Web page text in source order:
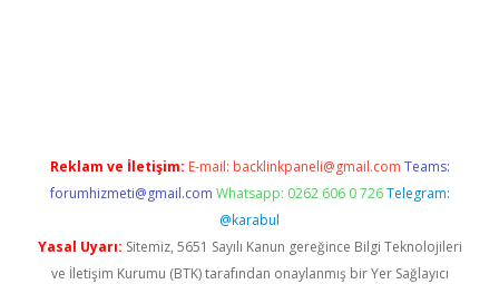
Reklam ve İletişim: E-mail: backlinkpaneli@gmail.com Teams:
forumhizmeti@gmail.com Whatsapp: 0262 606 0 726 Telegram:
@karabul
Yasal Uyarı: Sitemiz, 5651 Sayılı Kanun gereğince Bilgi Teknolojileri
ve İletişim Kurumu (BTK) tarafından onaylanmış bir Yer Sağlayıcı